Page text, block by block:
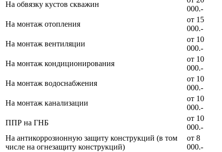
На обвязку кустов скважин
000.-
На монтаж отопления
от 15
000.-
На монтаж вентиляции
от 10
000.-
На монтаж кондиционирования
от 10
000.-
На монтаж водоснабжения
от 10
000.-
На монтаж канализации
от 10
000.-
ППР на ГНБ
от 10
000.-
На антикоррозионную защиту конструкций (в том
числе на огнезащиту конструкций)
от 8
000.-